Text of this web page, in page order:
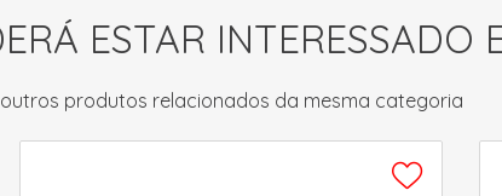
ESTAR INTERESSADO
outros produtos relacionados da mesma categoria